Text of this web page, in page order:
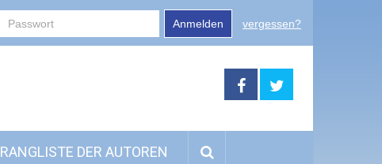
Anmelden vergessen?
RANGLISTE DER AUTOREN